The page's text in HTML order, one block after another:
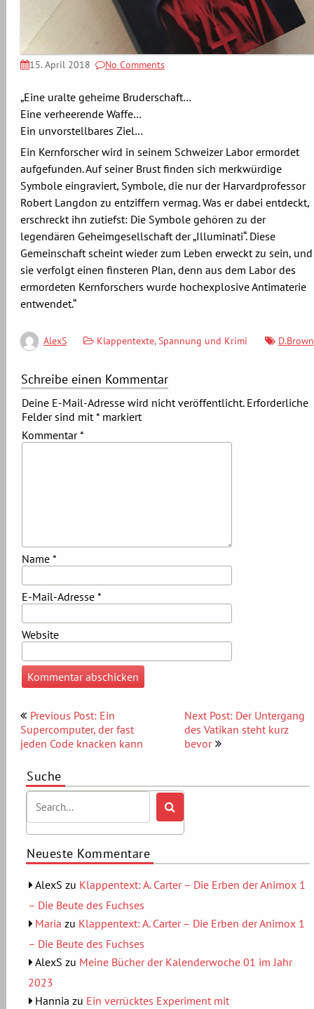
15. April 2018 No Comments
„Eine uralte geheime Bruderschaft…
Eine verheerende Waffe…
Ein unvorstellbares Ziel…
Ein Kernforscher wird in seinem Schweizer Labor ermordet
aufgefunden. Auf seiner Brust finden sich merkwürdige
Symbole eingraviert, Symbole, die nur der Harvardprofessor
Robert Langdon zu entziffern vermag. Was er dabei entdeckt,
erschreckt ihn zutiefst: Die Symbole gehören zu der
legendären Geheimgesellschaft der „Illuminati“. Diese
Gemeinschaft scheint wieder zum Leben erweckt zu sein, und
sie verfolgt einen finsteren Plan, denn aus dem Labor des
ermordeten Kernforschers wurde hochexplosive Antimaterie
entwendet.“
AlexS Klappentexte,Spannung und Krimi D.Brown
Schreibe einen Kommentar
Deine E-Mail-Adresse wird nicht veröffentlicht. Erforderliche
Felder sind mit*markiert
Kommentar*
Name *
E-Mail-Adresse *
Website
Beitragsnavigation
Previous Post: Ein
Supercomputer, der fast
jeden Code knacken kann
Next Post: Der Untergang
des Vatikan steht kurz
bevor
Suche
Neueste Kommentare
AlexS zu Klappentext: A. Carter – Die Erben der Animox 1
– Die Beute des Fuchses
Maria zu Klappentext: A. Carter – Die Erben der Animox 1
– Die Beute des Fuchses
AlexS zu Meine Bücher der Kalenderwoche 01 im Jahr
2023
Hannia zu Ein verrücktes Experiment mit